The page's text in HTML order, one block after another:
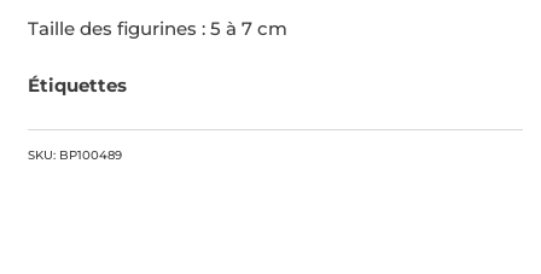
Taille des figurines : 5 à 7 cm
Étiquettes
SKU: BP100489